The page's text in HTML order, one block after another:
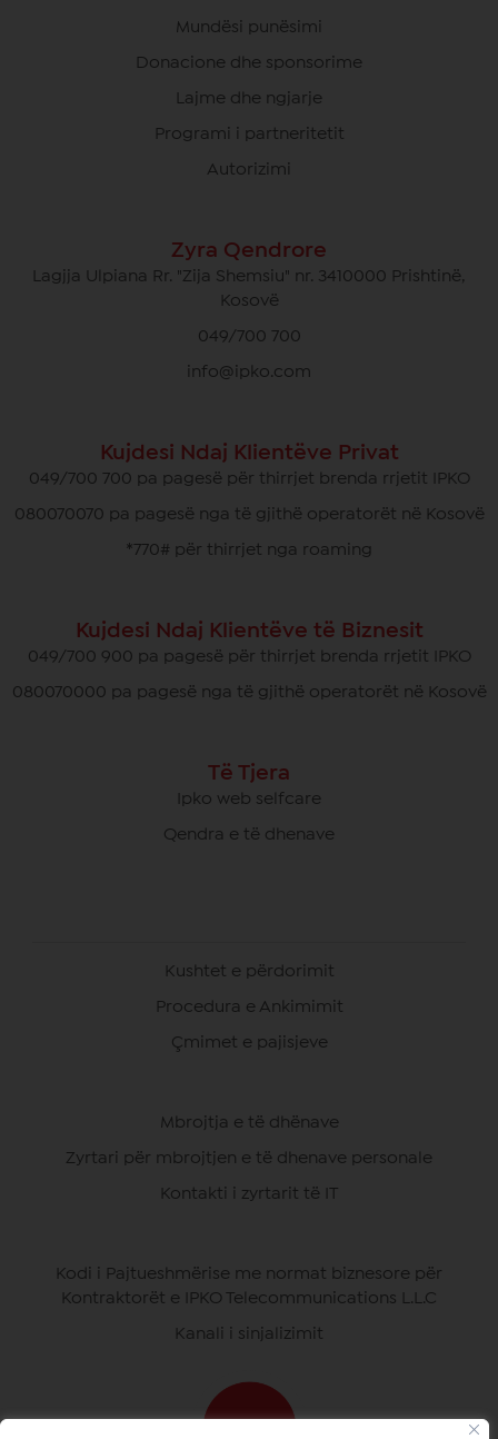
Mundësi punësimi
Donacione dhe sponsorime
Lajme dhe ngjarje
Programi i partneritetit
Autorizimi
Zyra Qendrore
Lagjja Ulpiana Rr. "Zija Shemsiu" nr. 3410000 Prishtinë,
Kosovë
049/700 700
info@ipko.com
Kujdesi Ndaj Klientëve Privat
049/700 700 pa pagesë për thirrjet brenda rrjetit IPKO
080070070 pa pagesë nga të gjithë operatorët në Kosovë
*770# për thirrjet nga roaming
Kujdesi Ndaj Klientëve të Biznesit
049/700 900 pa pagesë për thirrjet brenda rrjetit IPKO
080070000 pa pagesë nga të gjithë operatorët në Kosovë
Të Tjera
Ipko web selfcare
Qendra e të dhenave
Kushtet e përdorimit
Procedura e Ankimimit
Çmimet e pajisjeve
Mbrojtja e të dhënave
Zyrtari për mbrojtjen e të dhenave personale
Kontakti i zyrtarit të IT
Kodi i Pajtueshmërise me normat biznesore për
Kontraktorët e IPKO Telecommunications L.L.C
Kanali i sinjalizimit